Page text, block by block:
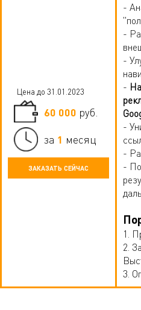
Цена до 31.01.2023
60 000 руб.
за 1 месяц
ЗАКАЗАТЬ СЕЙЧАС
-
-
-
-
-
-
-
1.
2.
3.